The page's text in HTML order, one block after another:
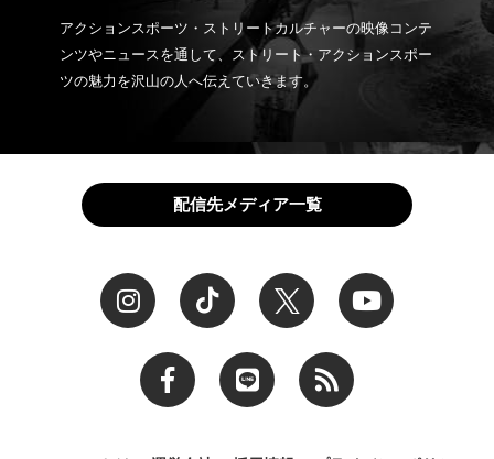
アクションスポーツ・ストリートカルチャーの映像コンテ
ンツやニュースを通して、ストリート・アクションスポー
ツの魅力を沢山の人へ伝えていきます。
配信先メディア一覧